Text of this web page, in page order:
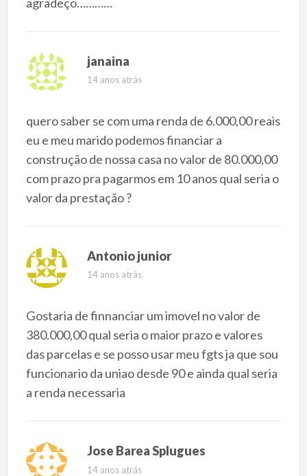
janaina
14 anos atrás
quero saber se com uma renda de 6.000,00 reais
eu e meu marido podemos financiar a
construção de nossa casa no valor de 80.000,00
com prazo pra pagarmos em 10 anos qual seria o
valor da prestação ?
Antonio junior
14 anos atrás
Gostaria de finnanciar um imovel no valor de
380.000,00 qual seria o maior prazo e valores
das parcelas e se posso usar meu fgts ja que sou
funcionario da uniao desde 90 e ainda qual seria
a renda necessaria
Jose Barea Splugues
14 anos atrás